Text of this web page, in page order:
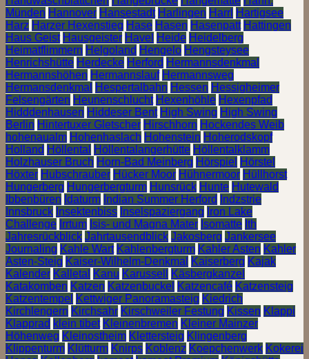
Münden Hannover Hansestadt Harlingen Harrl Hartigsee
Harz Harzer Hexenstieg Hase Hasen Hasenpatt Hattingen
Haus Geist Hausgeister Havel Heide Heidelberg
Heimatflimmern Helgoland Hengelo Hengsteysee
Henrichshütte Herdecke Herford Hermannsdenkmal
Hermannshöhen Hermannslauf Hermannsweg
Hermansdenkmal
Hespertalbahn Hessen Hessigheimer
Felsengärten Heunenschlucht Hexenhöhle Hexenpfad
Hidddenhausen Hiddeser Bent High Swing High Swing
Berlin Hintertuxer Gletscher Hirschhorn Hockendes Weib
hohenaualm Hohenhaslach Hohenstein Hoherodskopf
Holland Höllental Höllentalangerhütte Höllentalklamm
Holzhauser Bruch Horn-Bad Meinberg Hörspiel Hörstel
Höxter Hubschrauber Hücker Moor Hühnermoor Hüllhorst
Hungerberg Hungerbergturm Hunsrück Hunte Hutewald
Ibbenbüren Idaturm Indian Summer Herford
Indzstrie
Innsbruck Insektenbiss Inselspaziergang Iron Lake
Challenge Irrtum Isis- und Magna Mater Isomatte Ith
Jahresrückblick Jahrtausendblick Jakosberg Jankersee
Journaling Kahle Wart Kahlenbergturm Kahler Asten Kahler
Asten-Steig Kaiser-Wilhelm-Denkmal Kaiserberg Kajak
Kalender Kalletal Kanu Karussell
Käsbergkanzel
Katakomben Katzen Katzenbuckel Katzencafé Katzensteig
Katzentempel Kettwiger Panoramasteig Kiedrich
Kirchlengern Kirchsahr Kirschweiler Festung Kissen Klappi
Klapprad klein tibet Kleinenbremen Kleiner Mainzer
Höhenweg Kleinostheim Klettersteig Klingenberg
Klippenturm Klütturm Knirps Koblenz Koepchenwerk Kokerei